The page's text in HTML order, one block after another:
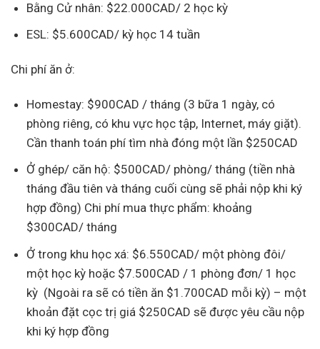
Bằng Cử nhân: $22.000CAD/ 2 học kỳ
ESL: $5.600CAD/ kỳ học 14 tuần
Chi phí ăn ở:
Homestay: $900CAD / tháng (3 bữa 1 ngày, có
phòng riêng, có khu vực học tập, Internet, máy giặt).
Cần thanh toán phí tìm nhà đóng một lần $250CAD
Ở ghép/ căn hộ: $500CAD/ phòng/ tháng (tiền nhà
tháng đầu tiên và tháng cuối cùng sẽ phải nộp khi ký
hợp đồng) Chi phí mua thực phẩm: khoảng
$300CAD/ tháng
Ở trong khu học xá: $6.550CAD/ một phòng đôi/
một học kỳ hoặc $7.500CAD / 1 phòng đơn/ 1 học
kỳ (Ngoài ra sẽ có tiền ăn $1.700CAD mỗi kỳ) – một
khoản đặt cọc trị giá $250CAD sẽ được yêu cầu nộp
khi ký hợp đồng